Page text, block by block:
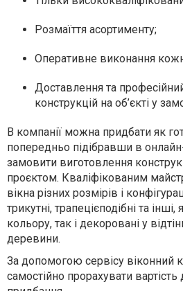
Розмаїття асортименту;
Оперативне виконання
Доставлення та
конструкцій на об’єкті у
В компанії можна придбати як
попередньо підібравши в онлайн-
замовити виготовлення
проєктом. Кваліфікованим
вікна різних розмірів і
трикутні, трапецієподібні та
кольору, так і декоровані у
деревини.
За допомогою сервісу віконний
самостійно прорахувати